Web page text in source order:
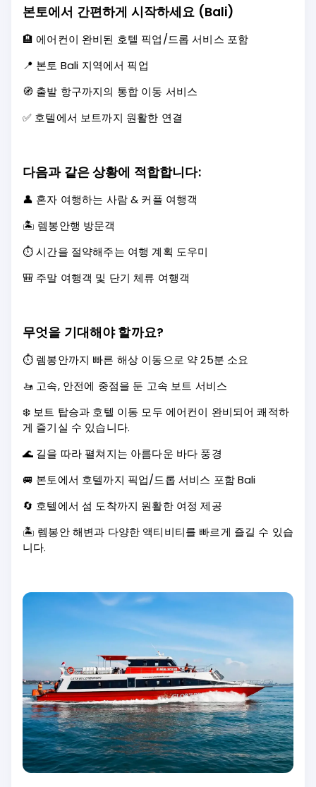
본토에서 간편하게 시작하세요 (Bali)
🏨 에어컨이 완비된 호텔 픽업/드롭 서비스 포함
📍 본토 Bali 지역에서 픽업
🧭 출발 항구까지의 통합 이동 서비스
✅ 호텔에서 보트까지 원활한 연결
다음과 같은 상황에 적합합니다:
👤 혼자 여행하는 사람 & 커플 여행객
🏝️ 렘봉안행 방문객
⏱️ 시간을 절약해주는 여행 계획 도우미
🎒 주말 여행객 및 단기 체류 여행객
무엇을 기대해야 할까요?
⏱️ 렘봉안까지 빠른 해상 이동으로 약 25분 소요
🚤 고속, 안전에 중점을 둔 고속 보트 서비스
❄️ 보트 탑승과 호텔 이동 모두 에어컨이 완비되어 쾌적하
게 즐기실 수 있습니다.
🌊 길을 따라 펼쳐지는 아름다운 바다 풍경
🚐 본토에서 호텔까지 픽업/드롭 서비스 포함 Bali
🔄 호텔에서 섬 도착까지 원활한 여정 제공
🏝️ 렘봉안 해변과 다양한 액티비티를 빠르게 즐길 수 있습
니다.